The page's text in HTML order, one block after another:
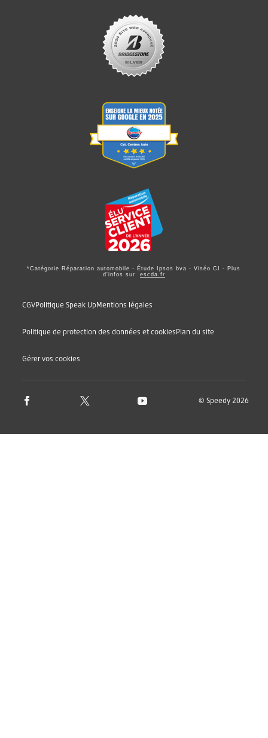
*Catégorie Réparation automobile - Étude Ipsos bva - Viséo CI - Plus
d'infos sur escda.fr
CGVPolitique Speak UpMentions légales
Politique de protection des données et cookiesPlan du site
Gérer vos cookies
© Speedy 2026